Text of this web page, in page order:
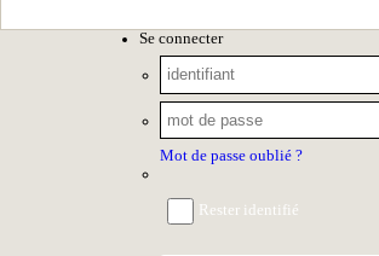
Se connecter
Mot de passe oublié ?
Rester identifié